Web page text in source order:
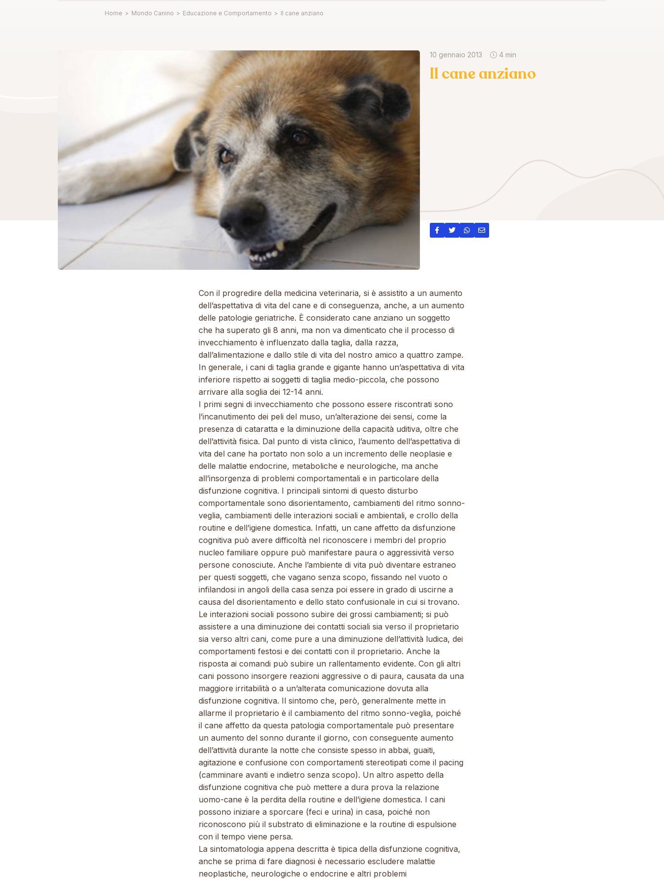
Home > Mondo Canino > Educazione e Comportamento > Il cane anziano
10 gennaio 2013 4 min
Il cane anziano
Con il progredire della medicina veterinaria, si è assistito a un aumento
dell’aspettativa di vita del cane e di conseguenza, anche, a un aumento
delle patologie geriatriche. È considerato cane anziano un soggetto
che ha superato gli 8 anni, ma non va dimenticato che il processo di
invecchiamento è influenzato dalla taglia, dalla razza,
dall’alimentazione e dallo stile di vita del nostro amico a quattro zampe.
In generale, i cani di taglia grande e gigante hanno un’aspettativa di vita
inferiore rispetto ai soggetti di taglia medio-piccola, che possono
arrivare alla soglia dei 12-14 anni.
I primi segni di invecchiamento che possono essere riscontrati sono
l’incanutimento dei peli del muso, un’alterazione dei sensi, come la
presenza di cataratta e la diminuzione della capacità uditiva, oltre che
dell’attività fisica. Dal punto di vista clinico, l’aumento dell’aspettativa di
vita del cane ha portato non solo a un incremento delle neoplasie e
delle malattie endocrine, metaboliche e neurologiche, ma anche
all’insorgenza di problemi comportamentali e in particolare della
disfunzione cognitiva. I principali sintomi di questo disturbo
comportamentale sono disorientamento, cambiamenti del ritmo sonno-
veglia, cambiamenti delle interazioni sociali e ambientali, e crollo della
routine e dell’igiene domestica. Infatti, un cane affetto da disfunzione
cognitiva può avere difficoltà nel riconoscere i membri del proprio
nucleo familiare oppure può manifestare paura o aggressività verso
persone conosciute. Anche l’ambiente di vita può diventare estraneo
per questi soggetti, che vagano senza scopo, fissando nel vuoto o
infilandosi in angoli della casa senza poi essere in grado di uscirne a
causa del disorientamento e dello stato confusionale in cui si trovano.
Le interazioni sociali possono subire dei grossi cambiamenti; si può
assistere a una diminuzione dei contatti sociali sia verso il proprietario
sia verso altri cani, come pure a una diminuzione dell’attività ludica, dei
comportamenti festosi e dei contatti con il proprietario. Anche la
risposta ai comandi può subire un rallentamento evidente. Con gli altri
cani possono insorgere reazioni aggressive o di paura, causata da una
maggiore irritabilità o a un’alterata comunicazione dovuta alla
disfunzione cognitiva. Il sintomo che, però, generalmente mette in
allarme il proprietario è il cambiamento del ritmo sonno-veglia, poiché
il cane affetto da questa patologia comportamentale può presentare
un aumento del sonno durante il giorno, con conseguente aumento
dell’attività durante la notte che consiste spesso in abbai, guaiti,
agitazione e confusione con comportamenti stereotipati come il pacing
(camminare avanti e indietro senza scopo). Un altro aspetto della
disfunzione cognitiva che può mettere a dura prova la relazione
uomo-cane è la perdita della routine e dell’igiene domestica. I cani
possono iniziare a sporcare (feci e urina) in casa, poiché non
riconoscono più il substrato di eliminazione e la routine di espulsione
con il tempo viene persa.
La sintomatologia appena descritta è tipica della disfunzione cognitiva,
anche se prima di fare diagnosi è necessario escludere malattie
neoplastiche, neurologiche o endocrine e altri problemi